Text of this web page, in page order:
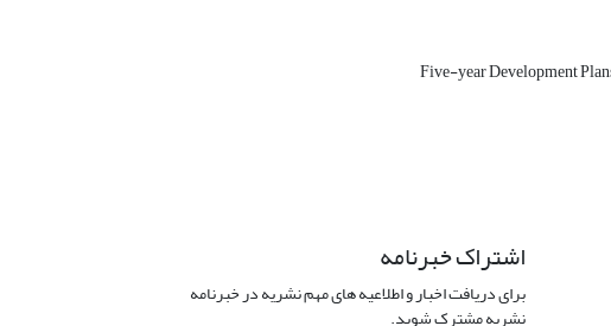
Five-year Development
اشتراک خبرنامه
برای دریافت اخبار و اطلاعیه های مهم نشریه در خبرنامه
نشریه مشترک شوید.